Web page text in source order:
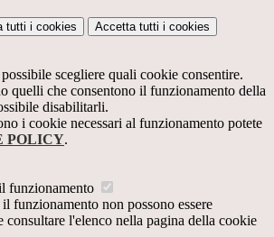
tutti i cookies Accetta tutti i cookies
scegliere quali cookie consentire.
quelli che consentono il funzionamento della
disabilitarli.
i cookie necessari al funzionamento potete
POLICY.
funzionamento
funzionamento non possono essere
consultare l'elenco nella pagina della cookie